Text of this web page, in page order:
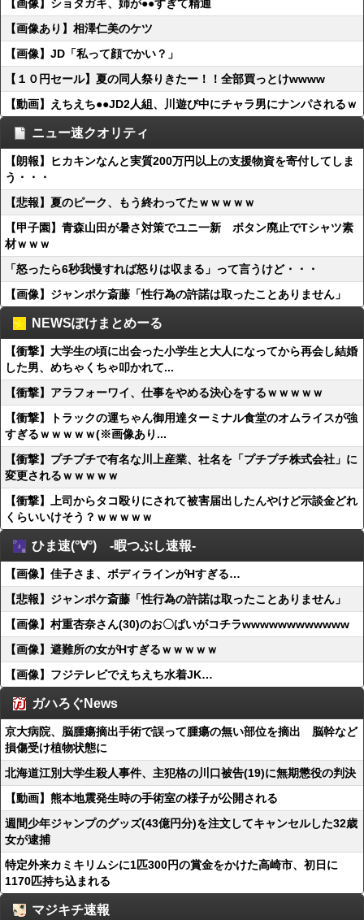
【画像】ショタガキ、姉が●●すぎて精通
【画像あり】相澤仁美のケツ
【画像】JD「私って顔でかい？」
【１０円セール】夏の同人祭りきたー！！全部買っとけwwww
【動画】えちえち●●JD2人組、川遊び中にチャラ男にナンパされるｗ
ニュー速クオリティ
【朗報】ヒカキンなんと実質200万円以上の支援物資を寄付してしま
う・・・
【悲報】夏のピーク、もう終わってたｗｗｗｗｗ
【甲子園】青森山田が暑さ対策でユニ一新 ボタン廃止でTシャツ素
材ｗｗｗ
「怒ったら6秒我慢すれば怒りは収まる」って言うけど・・・
【画像】ジャンポケ斎藤「性行為の許諾は取ったことありません」
NEWSぽけまとめーる
【衝撃】大学生の頃に出会った小学生と大人になってから再会し結婚
した男、めちゃくちゃ叩かれて...
【衝撃】アラフォーワイ、仕事をやめる決心をするｗｗｗｗｗ
【衝撃】トラックの運ちゃん御用達ターミナル食堂のオムライスが強
すぎるｗｗｗｗｗ(※画像あり...
【衝撃】プチプチで有名な川上産業、社名を「プチプチ株式会社」に
変更されるｗｗｗｗｗ
【衝撃】上司からタコ殴りにされて被害届出したんやけど示談金どれ
くらいいけそう？ｗｗｗｗｗ
ひま速(°∀°) -暇つぶし速報-
【画像】佳子さま、ボディラインがHすぎる…
【悲報】ジャンポケ斎藤「性行為の許諾は取ったことありません」
【画像】村重杏奈さん(30)のお〇ぱいがコチラwwwwwwwwwwww
【画像】避難所の女がHすぎるｗｗｗｗｗ
【画像】フジテレビでえちえち水着JK…
ガハろぐNews
京大病院、脳腫瘍摘出手術で誤って腫瘍の無い部位を摘出 脳幹など
損傷受け植物状態に
北海道江別大学生殺人事件、主犯格の川口被告(19)に無期懲役の判決
【動画】熊本地震発生時の手術室の様子が公開される
週間少年ジャンプのグッズ(43億円分)を注文してキャンセルした32歳
女が逮捕
特定外来カミキリムシに1匹300円の賞金をかけた高崎市、初日に
1170匹持ち込まれる
マジキチ速報